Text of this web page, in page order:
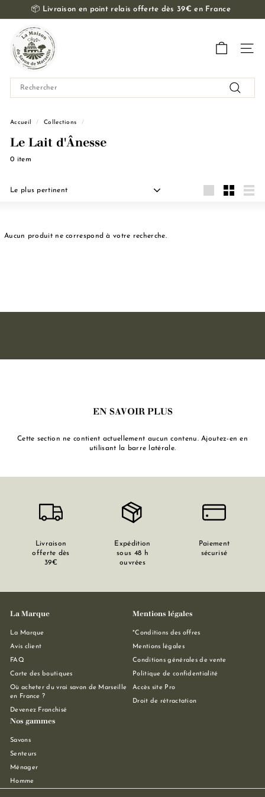
Diaporama
📦 Livraison en point relais offerte dès 39€ en France
L
a
M
a
i
o
n
d
S
o
a
e
Accueil / Collections /
Le Lait d'Ânesse
0 item
Appliquer
Aucun produit ne correspond à votre recherche.
EN SAVOIR PLUS
Cette section ne contient actuellement aucun contenu. Ajoutez-en en
utilisant la barre latérale.
Livraison
offerte dès
39€
Expédition
sous 48 h
ouvrées
Paiement
sécurisé
La Marque
La Marque
Avis client
FAQ
Carte des boutiques
Où acheter du vrai savon de Marseille
en France ?
Devenez Franchisé
Mentions légales
*Conditions des offres
Mentions légales
Conditions générales de vente
Politique de confidentialité
Accès site Pro
Droit de rétractation
Nos gammes
Savons
Senteurs
Ménager
Homme